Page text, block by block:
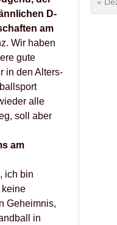
D-
am
Wir haben
gute
in den Alters-
alle
soll aber
am
ich bin
keine
Geheimnis,
in